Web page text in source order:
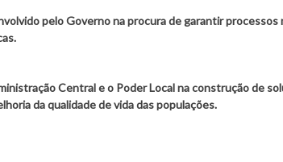
pelo Governo na procura de garantir processos
Central e o Poder Local na construção de
da qualidade de vida das populações.